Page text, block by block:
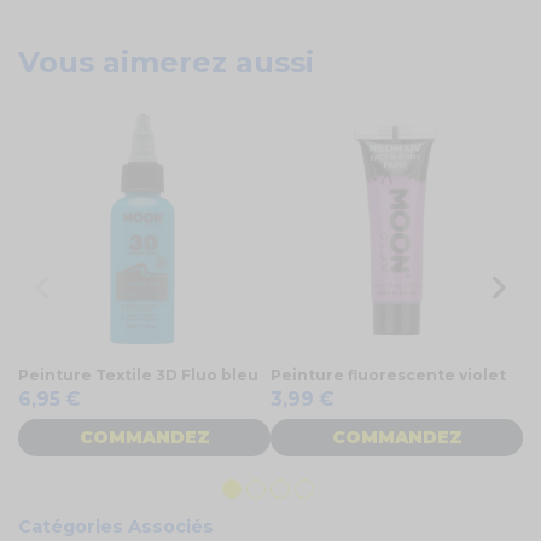
Vous aimerez aussi
Peinture Textile 3D Fluo bleu
6,95 €
COMMANDEZ
Peinture fluorescente violet
3,99 €
COMMANDEZ
Catégories Associés